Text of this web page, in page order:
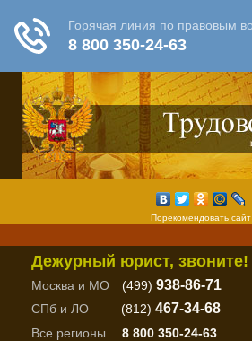
Порекомендовать сайт
Дежурный юрист, звоните!
Москва и МО (499) 938-86-71
СПб и ЛО (812) 467-34-68
Все регионы 8 800 350-24-63